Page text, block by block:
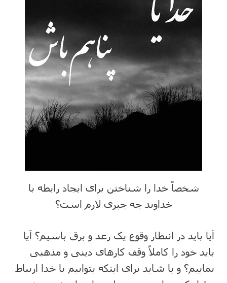
شخصاً خدا را شناختن برای ایجاد رابطه با
خداوند چه چیزی لازم است؟
آیا باید در انتظار وقوع یک رعد و برق باشیم؟ آیا
باید خود را کاملاً وقف کارهای دینی و مذهبی
نماییم؟ و یا شاید برای اینکه بتوانیم با خدا ارتباط